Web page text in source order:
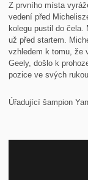
Z prvního místa
vedení před
kolegu pustil do
už před startem.
vzhledem k tomu, že
Geely, došlo k
pozice ve svých
Úřadující šampion